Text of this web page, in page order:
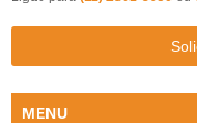
MENU